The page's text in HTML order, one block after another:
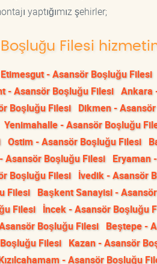
yaptığımız şehirler;
Filesi
Etimesgut - Asansör Boşluğu Filesi
- Asansör Boşluğu Filesi Ankara
Boşluğu Filesi Dikmen -
Yenimahalle - Asansör Boşluğu
Ostim - Asansör Boşluğu Filesi
Asansör Boşluğu Filesi Eryaman
Boşluğu Filesi İvedik - Asansör
Filesi Başkent Sanayisi -
Filesi İncek - Asansör Boşluğu
Boşluğu Filesi Beştepe -
Filesi Kazan - Asansör
- Asansör Boşluğu